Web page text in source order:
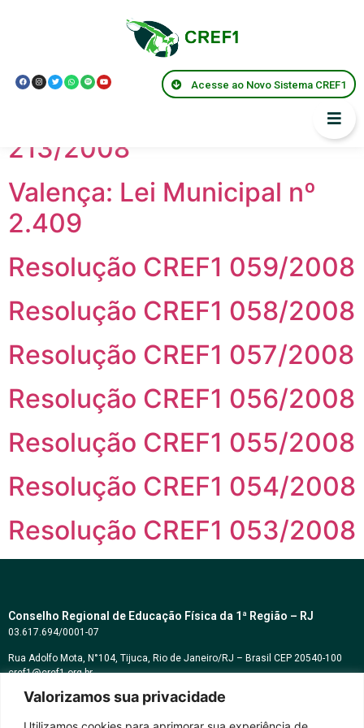
Valorizamos sua privacidade
Acesse ao Novo Sistema CREF1
2008
Lei Federal Nº 11.788
213/2008
Valença: Lei Municipal nº
2.409
Resolução CREF1 059/2008
Resolução CREF1 058/2008
Resolução CREF1 057/2008
Resolução CREF1 056/2008
Resolução CREF1 055/2008
Resolução CREF1 054/2008
Resolução CREF1 053/2008
Conselho Regional de Educação Física da 1ª Região – RJ
03.617.694/0001-07
Rua Adolfo Mota, N°104, Tijuca, Rio de Janeiro/RJ – Brasil CEP 20540-100
cref1@cref1.org.br
Assessoria de comunicação: